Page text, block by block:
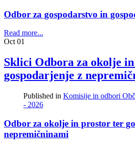
Odbor za gospodarstvo in
Read more...
Oct01
Sklici Odbora za okolje
gospodarjenje z
Published in Komisije in odbori
- 2026
Odbor za okolje in prostor ter
nepremičninami